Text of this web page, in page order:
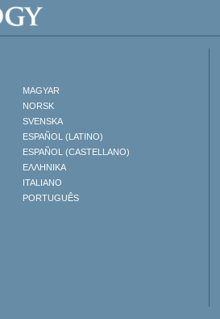
MAGYAR
NORSK
SVENSKA
ESPAÑOL (LATINO)
ESPAÑOL (CASTELLANO)
ΕΛΛΗΝΙΚA
ITALIANO
PORTUGUÊS